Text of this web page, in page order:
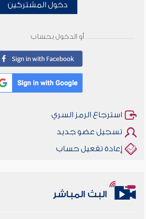
دخول المشتركين
أو الدخول بحساب
استرجاع الرمز السري
تسجيل عضو جديد
إعادة تفعيل حساب
البث المباشر
أخلاقنا أصالة ومعاصرة